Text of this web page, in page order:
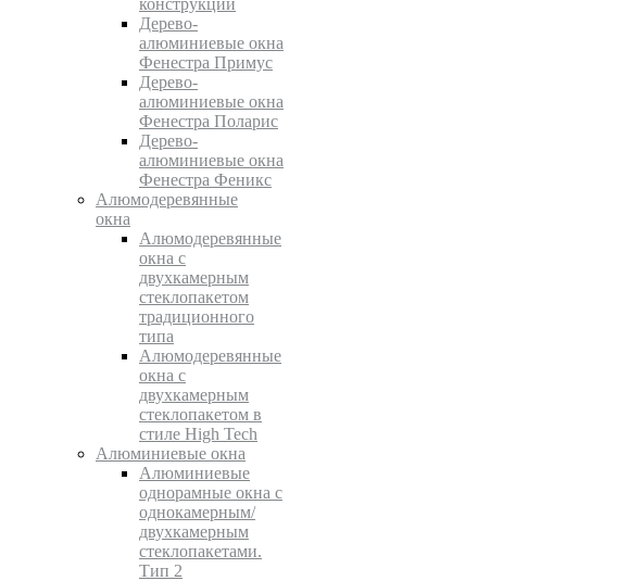
конструкции
Дерево-
алюминиевые окна
Фенестра Примус
Дерево-
алюминиевые окна
Фенестра Поларис
Дерево-
алюминиевые окна
Фенестра Феникс
Алюмодеревянные
окна
Алюмодеревянные
окна с
двухкамерным
стеклопакетом
традиционного
типа
Алюмодеревянные
окна с
двухкамерным
стеклопакетом в
стиле High Tech
Алюминиевые окна
Алюминиевые
однорамные окна с
однокамерным/
двухкамерным
стеклопакетами.
Тип 2